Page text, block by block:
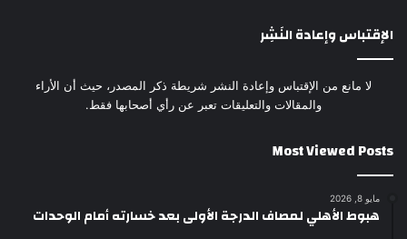
الإقتباس وإعادة النَشِر
لا مانع من الإقتباس وإعادة النشر شريطة ذكر المصدر، حيث أن الأراء
والمقالات والتعليقات تعبر عن رأي أصحابها فقط.
Most Viewed Posts
مايو 8, 2026
هبوط الأهلي لمصاف الدرجة الأولى بعد خسارته أمام الوحدات